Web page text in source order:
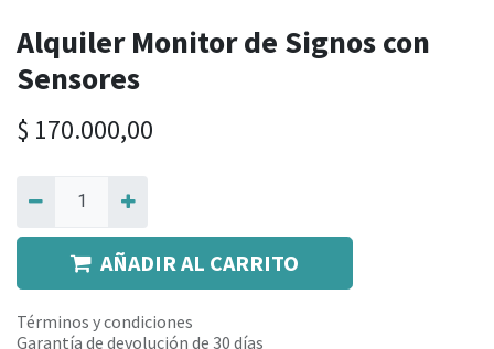
Alquiler Monitor de Signos con
Sensores
$ 170.000,00
AÑADIR AL CARRITO
Términos y condiciones
Garantía de devolución de 30 días